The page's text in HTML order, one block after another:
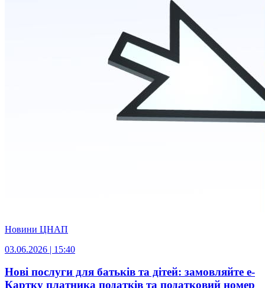
Новини ЦНАП
03.06.2026 | 15:40
Нові послуги для батьків та дітей: замовляйте е-
Картку платника податків та податковий номер